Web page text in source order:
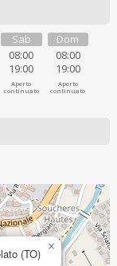
Sab
08:00
19:00
Aperto
continuato
Dom
08:00
19:00
Aperto
continuato
(TO) ×